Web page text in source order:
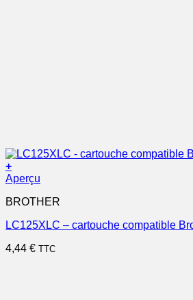
+
Aperçu
BROTHER
LC125XLC – cartouche compatible
4,44 € TTC